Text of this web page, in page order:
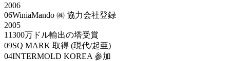
2006
06WiniaMando ㈱ 協力会社登録
2005
11300万ドル輸出の塔受賞
09SQ MARK 取得 (現代/起亜)
04INTERMOLD KOREA 参加